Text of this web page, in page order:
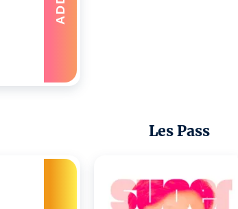
ADD
Les Pass